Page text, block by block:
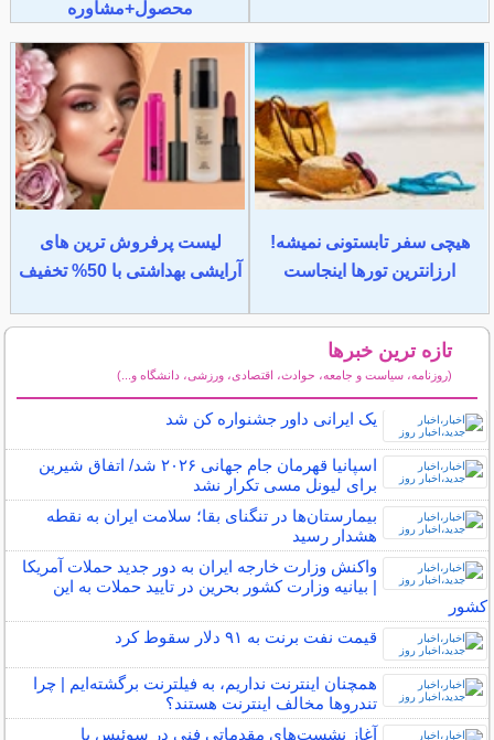
محصول+مشاوره
هیچی سفر تابستونی نمیشه!
ارزانترین تورها اینجاست
لیست پرفروش ترین های
آرایشی بهداشتی با 50% تخفیف
تازه ترین خبرها
(روزنامه، سیاست و جامعه، حوادث، اقتصادی، ورزشی، دانشگاه و...)
یک ایرانی داور جشنواره کن شد
اسپانیا قهرمان جام جهانی ۲۰۲۶ شد/ اتفاق شیرین
برای لیونل مسی تکرار نشد
بیمارستان‌ها در تنگنای بقا؛ سلامت ایران به نقطه
هشدار رسید
واکنش وزارت خارجه ایران به دور جدید حملات آمریکا
| بیانیه وزارت کشور بحرین در تایید حملات به این
کشور
قیمت نفت برنت به ۹۱ دلار سقوط کرد
همچنان اینترنت نداریم، به فیلترنت برگشته‌ایم | چرا
تندروها مخالف اینترنت هستند؟
آغاز نشست‌های مقدماتی فنی در سوئیس با